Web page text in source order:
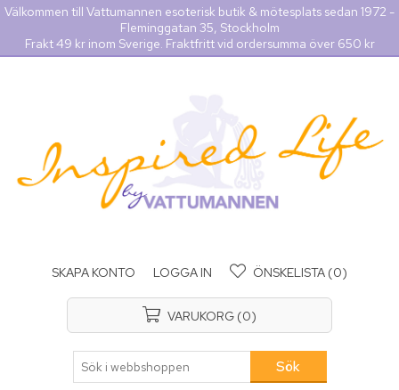
Välkommen till Vattumannen esoterisk butik & mötesplats sedan 1972 -
Fleminggatan 35, Stockholm
Frakt 49 kr inom Sverige. Fraktfritt vid ordersumma över 650 kr
SKAPA KONTO LOGGA IN ÖNSKELISTA (0)
VARUKORG (0)